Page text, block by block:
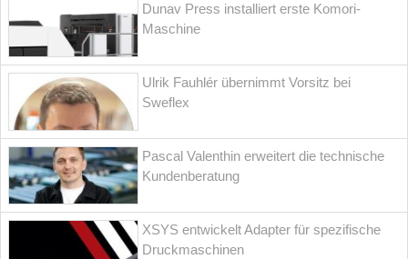
Dunav Press installiert erste Komori-
Maschine
Ulrik Fauhlér übernimmt Vorsitz bei
Sweflex
Pascal Valenthin erweitert die technische
Kundenberatung
XSYS entwickelt Adapter für spezifische
Druckmaschinen